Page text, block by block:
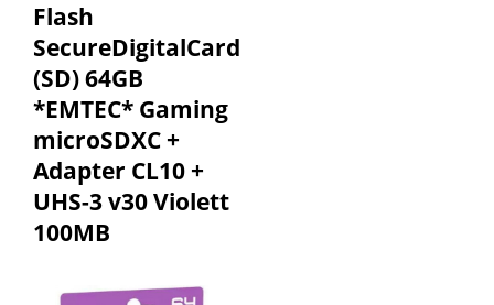
Flash
SecureDigitalCard
(SD) 64GB
*EMTEC* Gaming
microSDXC +
Adapter CL10 +
UHS-3 v30 Violett
100MB